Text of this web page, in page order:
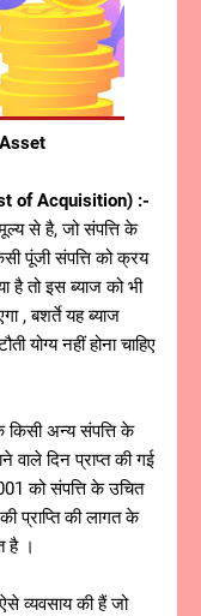
of Acquisition) :-
से है, जो संपत्ति के
पूंजी संपत्ति को क्रय
तो इस ब्याज को भी
, बशर्ते यह ब्याज
योग्य नहीं होना चाहिए
किसी अन्य संपत्ति के
वाले दिन प्राप्त की गई
को संपत्ति के उचित
प्राप्ति की लागत के
है ।
व्यवसाय की हैं जो